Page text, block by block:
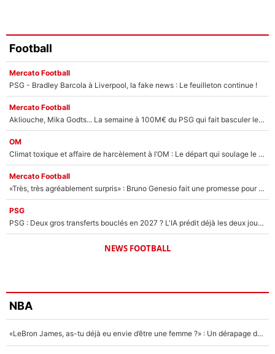
Football
Mercato Football
PSG - Bradley Barcola à Liverpool, la fake news : Le feuilleton continue !
Mercato Football
Akliouche, Mika Godts... La semaine à 100M€ du PSG qui fait basculer le mercato du PSG !
OM
Climat toxique et affaire de harcèlement à l’OM : Le départ qui soulage le vestiaire de Bruno Genesio
Mercato Football
«Très, très agréablement surpris» : Bruno Genesio fait une promesse pour la suite du mercato de l’OM et rassure les supporters
PSG
PSG : Deux gros transferts bouclés en 2027 ? L'IA prédit déjà les deux joueurs qui pourraient rejoindre Luis Enrique !
NEWS FOOTBALL
NBA
«LeBron James, as-tu déjà eu envie d’être une femme ?» : Un dérapage de Donald Trump sur la superstar de la NBA refait surface